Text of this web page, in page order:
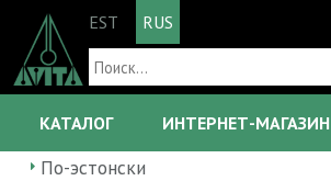
EST RUS
КАТАЛОГ ИНТЕРНЕТ-МАГАЗИН
По-эстонски